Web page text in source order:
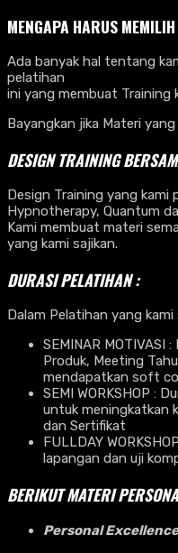
MENGAPA HARUS
Ada banyak hal tentang
pelatihan
ini yang membuat Training
Bayangkan jika Materi
DESIGN TRAINING
Design Training yang
Hypnotherapy, Quantum
Kami membuat materi
yang kami sajikan.
DURASI PELATIHAN :
Dalam Pelatihan yang
SEMINAR
Produk, Meeting
mendapatkan soft
SEMI WORKSHOP :
untuk meningkatkan
dan Sertifikat
FULLDAY
lapangan dan uji
BERIKUT MATERI
Personal